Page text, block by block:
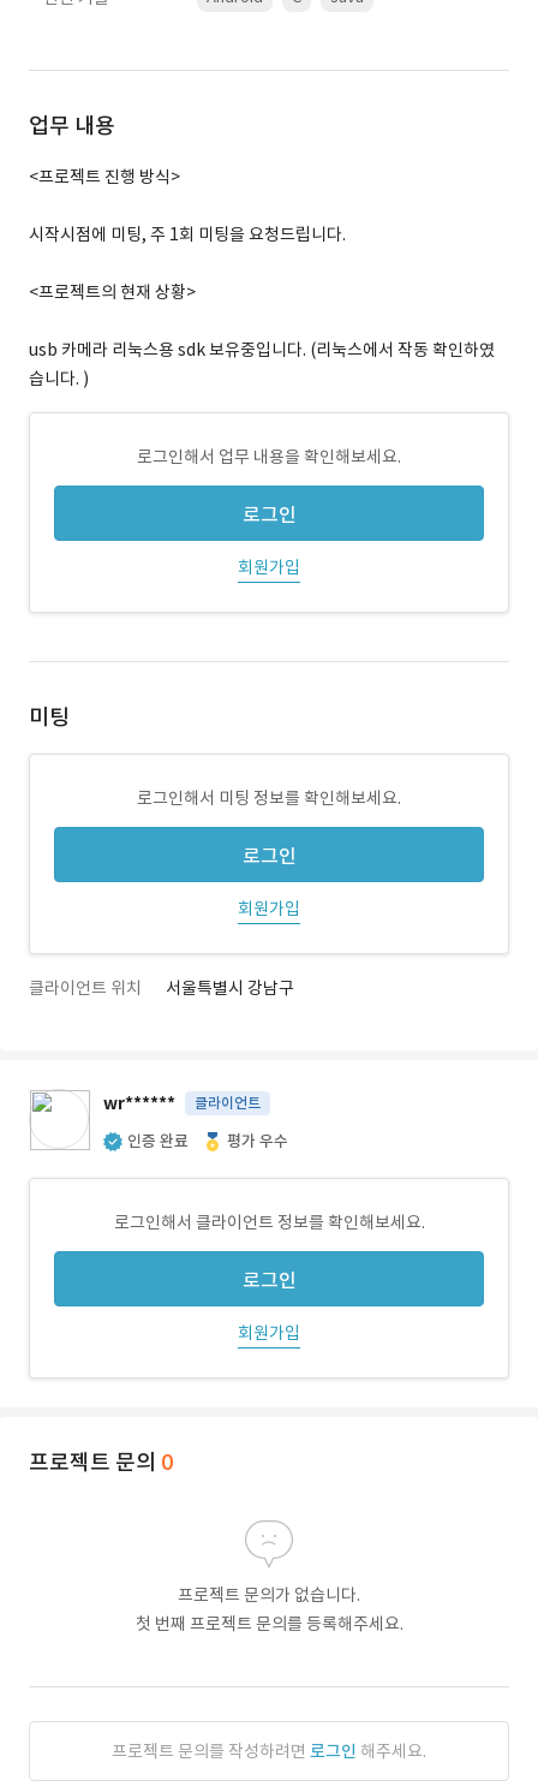
업무 내용
<프로젝트 진행 방식>
시작시점에 미팅, 주 1회 미팅을 요청드립니다.
<프로젝트의 현재 상황>
usb 카메라 리눅스용 sdk 보유중입니다. (리눅스에서 작동 확인하였
습니다. )
로그인해서 업무 내용을 확인해보세요.
로그인
회원가입
미팅
로그인해서 미팅 정보를 확인해보세요.
로그인
회원가입
클라이언트 위치 서울특별시 강남구
wr****** 클라이언트
인증 완료 평가 우수
로그인해서 클라이언트 정보를 확인해보세요.
로그인
회원가입
프로젝트 문의 0
프로젝트 문의가 없습니다.
첫 번째 프로젝트 문의를 등록해주세요.
프로젝트 문의를 작성하려면 로그인 해주세요.